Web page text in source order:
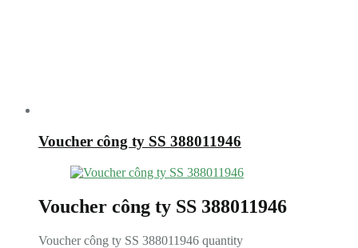
Voucher công ty SS 388011946
Voucher công ty SS 388011946
Voucher công ty SS 388011946 quantity